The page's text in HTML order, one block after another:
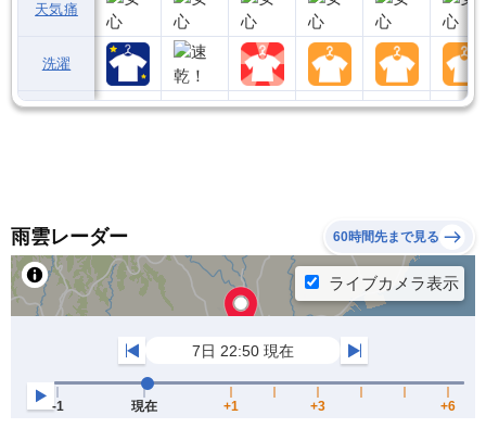
天気痛
洗濯
雨雲レーダー 60時間先まで見る